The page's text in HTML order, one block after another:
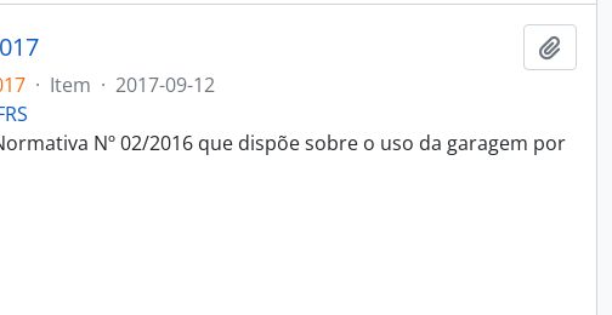
· Item · 2017-09-12
Nº 02/2016 que dispõe sobre o uso da garagem por